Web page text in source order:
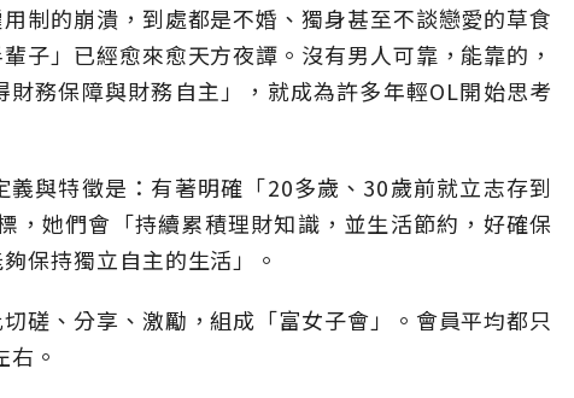
制的崩潰，到處都是不婚、獨身甚至不談戀愛的草食
子」已經愈來愈天方夜譚。沒有男人可靠，能靠的，
務保障與財務自主」，就成為許多年輕OL開始思考
與特徵是：有著明確「20多歲、30歲前就立志存到
，她們會「持續累積理財知識，並生活節約，好確保
保持獨立自主的生活」。
磋、分享、激勵，組成「富女子會」。會員平均都只
。